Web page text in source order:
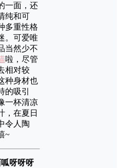
一面，还
纯和可
多重性格
。可爱唯
当然少不
啦，尽管
相对较
种身材也
的吸引
一杯清凉
，在夏日
令人陶
~
呀呀呀